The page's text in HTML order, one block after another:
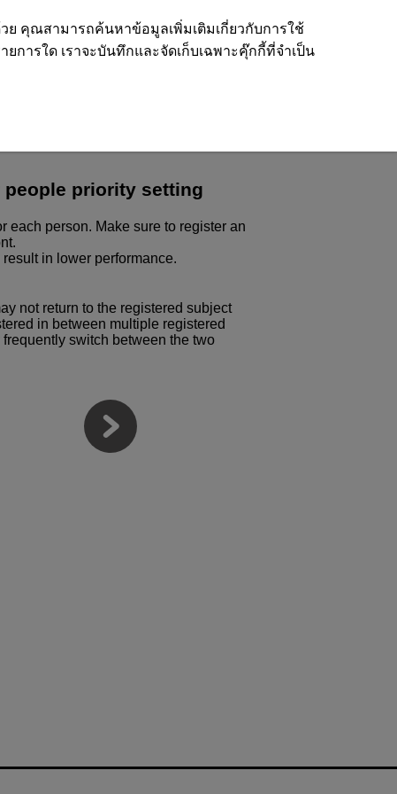
priority setting
each person. Make sure to register an
in lower performance.
not return to the registered subject
in between multiple registered
switch between the two
ย คุณสามารถค้นหาข้อมูลเพิ่มเติมเกี่ยวกับการใช้
ยการใด เราจะบันทึกและจัดเก็บเฉพาะคุ๊กกี้ที่จำเป็น